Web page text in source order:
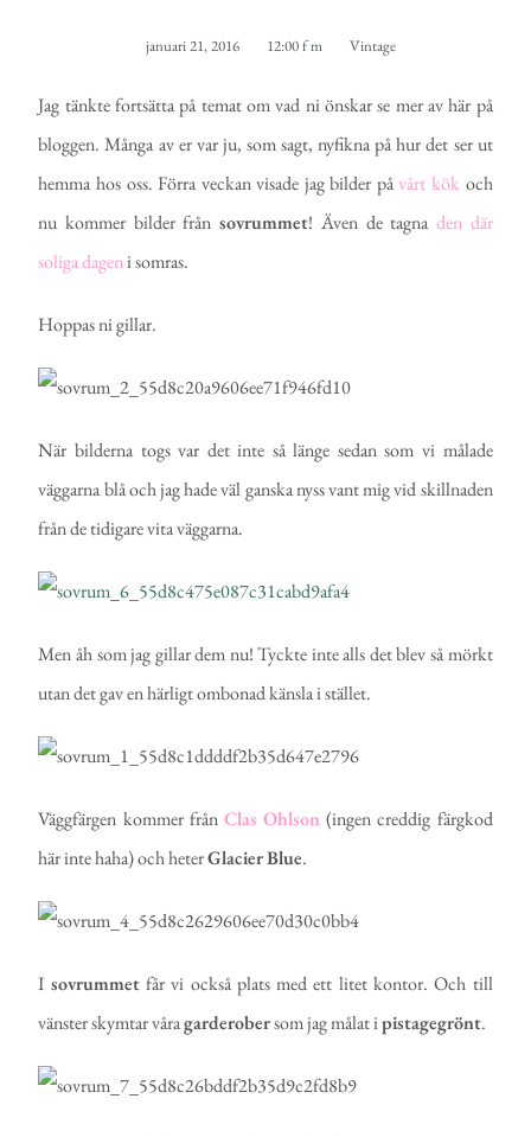
januari 21, 2016 12:00 f m Vintage
Jag tänkte fortsätta på temat om vad ni önskar se mer av här på
bloggen. Många av er var ju, som sagt, nyfikna på hur det ser ut
hemma hos oss. Förra veckan visade jag bilder påvårt kök och
nu kommer bilder frånsovrummet! Även de tagna den där
soliga dageni somras.
Hoppas ni gillar.
När bilderna togs var det inte så länge sedan som vi målade
väggarna blå och jag hade väl ganska nyss vant mig vid skillnaden
från de tidigare vita väggarna.
Men åh som jag gillar dem nu! Tyckte inte alls det blev så mörkt
utan det gav en härligt ombonad känsla i stället.
Väggfärgen kommer från Clas Ohlson (ingen creddig färgkod
här inte haha) och heterGlacierBlue.
I sovrummetfår vi också plats med ett litet kontor. Och till
vänster skymtar våragarderobersom jag målat ipistagegrönt.